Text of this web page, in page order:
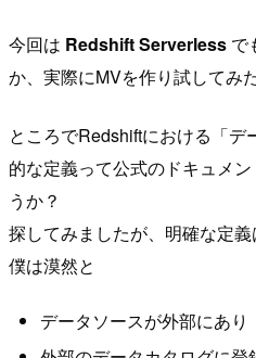
今回は Redshift Serverless で
か、実際にMVを作り試してみ
ところでRedshiftにおける「
的な定義って公式のドキュメ
うか？
探してみましたが、明確な定義
僕は漠然と
データソースが外部にあり